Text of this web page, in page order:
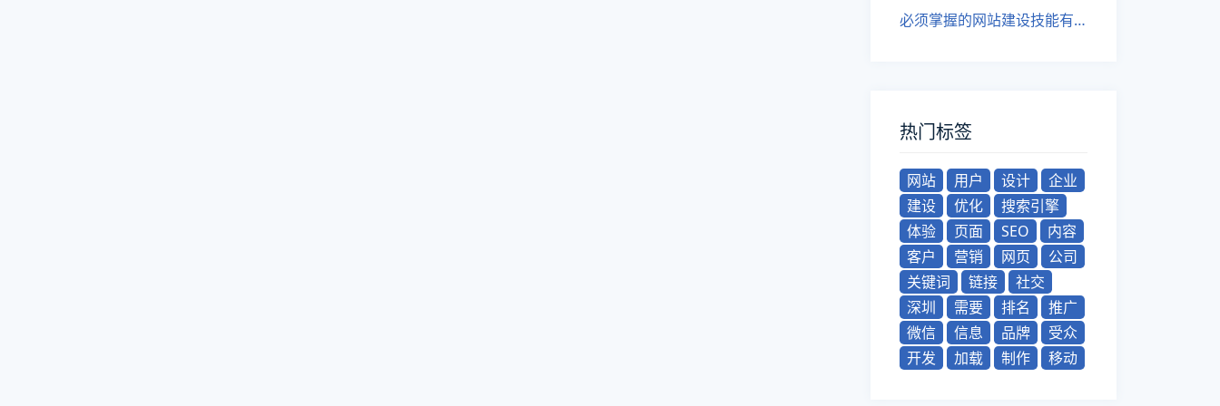
必须掌握的网站建设技能有哪些？
热门标签
网站 用户 设计
企业
建设
优化
搜索引擎
体验
页面 SEO
内容
客户
营销 网页
公司
关键词
链接
社交
深圳
需要 排名
推广
微信
信息 品牌
受众
开发
加载 制作 移动